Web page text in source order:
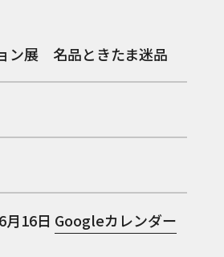
ン展 名品ときたま迷品
月16日 Googleカレンダー